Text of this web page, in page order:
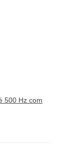
500 Hz com